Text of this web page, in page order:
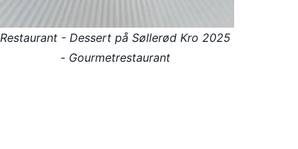
Restaurant - Dessert på Søllerød Kro 2025
- Gourmetrestaurant